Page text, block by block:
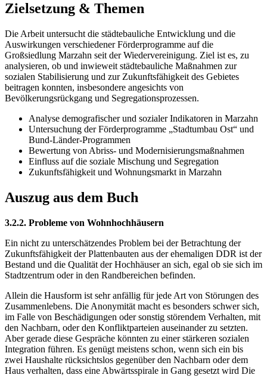
Zielsetzung & Themen
Die Arbeit untersucht die städtebauliche Entwicklung und die
Auswirkungen verschiedener Förderprogramme auf die
Großsiedlung Marzahn seit der Wiedervereinigung. Ziel ist es, zu
analysieren, ob und inwieweit städtebauliche Maßnahmen zur
sozialen Stabilisierung und zur Zukunftsfähigkeit des Gebietes
beitragen konnten, insbesondere angesichts von
Bevölkerungsrückgang und Segregationsprozessen.
Analyse demografischer und sozialer Indikatoren in Marzahn
Untersuchung der Förderprogramme „Stadtumbau Ost“ und
Bund-Länder-Programmen
Bewertung von Abriss- und Modernisierungsmaßnahmen
Einfluss auf die soziale Mischung und Segregation
Zukunftsfähigkeit und Wohnungsmarkt in Marzahn
Auszug aus dem Buch
3.2.2. Probleme von Wohnhochhäusern
Ein nicht zu unterschätzendes Problem bei der Betrachtung der
Zukunftsfähigkeit der Plattenbauten aus der ehemaligen DDR ist der
Bestand und die Qualität der Hochhäuser an sich, egal ob sie sich im
Stadtzentrum oder in den Randbereichen befinden.
Allein die Hausform ist sehr anfällig für jede Art von Störungen des
Zusammenlebens. Die Anonymität macht es besonders schwer sich,
im Falle von Beschädigungen oder sonstig störendem Verhalten, mit
den Nachbarn, oder den Konfliktparteien auseinander zu setzten.
Aber gerade diese Gespräche könnten zu einer stärkeren sozialen
Integration führen. Es genügt meistens schon, wenn sich ein bis
zwei Haushalte rücksichtslos gegenüber den Nachbarn oder dem
Haus verhalten, dass eine Abwärtsspirale in Gang gesetzt wird Die